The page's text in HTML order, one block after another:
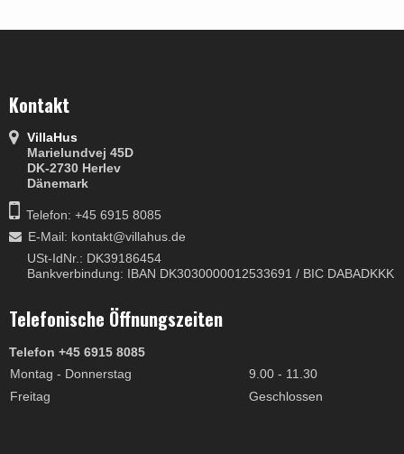
Kontakt
VillaHus
Marielundvej 45D
DK-2730 Herlev
Dänemark
Telefon: +45 6915 8085
E-Mail: kontakt@villahus.de
USt-IdNr.: DK39186454
Bankverbindung: IBAN DK3030000012533691 / BIC DABADKKK
Telefonische Öffnungszeiten
Telefon +45 6915 8085
Montag - Donnerstag
9.00 - 11.30
Freitag
Geschlossen